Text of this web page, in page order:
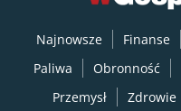
Najnowsze Finanse
Paliwa
Obronność
Przemysł
Zdrowie